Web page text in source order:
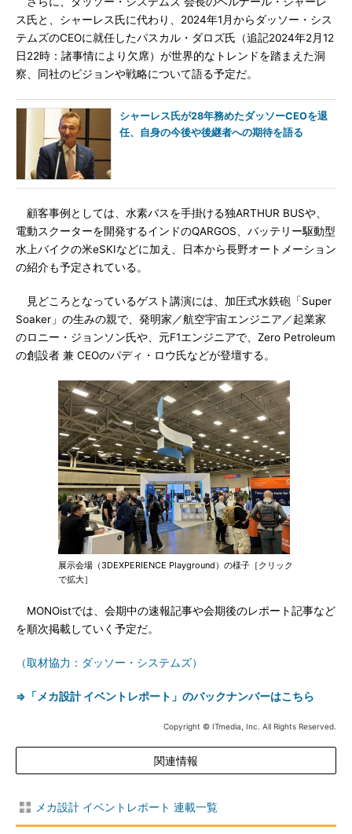
ス氏と、シャーレス氏に代わり、2024年1月からダッソー・シス
テムズのCEOに就任したパスカル・ダロズ氏（追記2024年2月12
日22時：諸事情により欠席）が世界的なトレンドを踏まえた洞
察、同社のビジョンや戦略について語る予定だ。
シャーレス氏が28年務めたダッソーCEOを退
任、自身の今後や後継者への期待を語る
顧客事例としては、水素バスを手掛ける独ARTHUR BUSや、
電動スクーターを開発するインドのQARGOS、バッテリー駆動型
水上バイクの米eSKIなどに加え、日本から長野オートメーション
の紹介も予定されている。
見どころとなっているゲスト講演には、加圧式水鉄砲「Super
Soaker」の生みの親で、発明家／航空宇宙エンジニア／起業家
のロニー・ジョンソン氏や、元F1エンジニアで、Zero Petroleum
の創設者 兼 CEOのパディ・ロウ氏などが登壇する。
展示会場（3DEXPERIENCE Playground）の様子［クリック
で拡大］
MONOistでは、会期中の速報記事や会期後のレポート記事など
を順次掲載していく予定だ。
（取材協力：ダッソー・システムズ）
⇒「メカ設計 イベントレポート」のバックナンバーはこちら
Copyright © ITmedia, Inc. All Rights Reserved.
関連情報
メカ設計 イベントレポート 連載一覧